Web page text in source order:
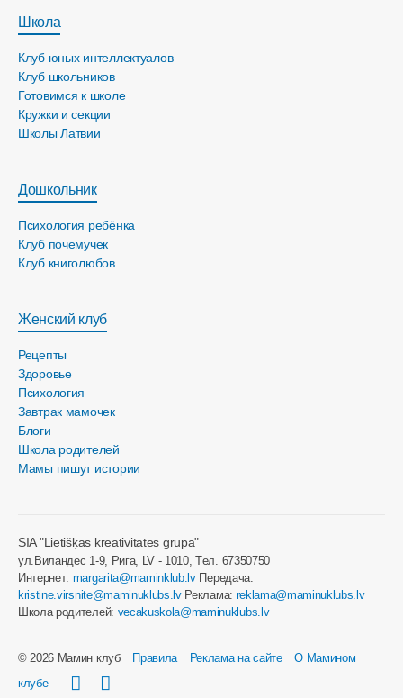
Школа
Клуб юных интеллектуалов
Клуб школьников
Готовимся к школе
Кружки и секции
Школы Латвии
Дошкольник
Психология ребёнка
Клуб почемучек
Клуб книголюбов
Женский клуб
Рецепты
Здоровье
Психология
Завтрак мамочек
Блоги
Школа родителей
Мамы пишут истории
SIA "Lietišķās kreativitātes grupa"
ул.Виландес 1-9, Рига, LV - 1010, Tел. 67350750
Интернет: margarita@maminklub.lvПередача:
kristine.virsnite@maminuklubs.lvРеклама: reklama@maminuklubs.lv
Школа родителей: vecakuskola@maminuklubs.lv
© 2026 Мамин клуб Правила Реклама на сайте
О Мамином
клубе